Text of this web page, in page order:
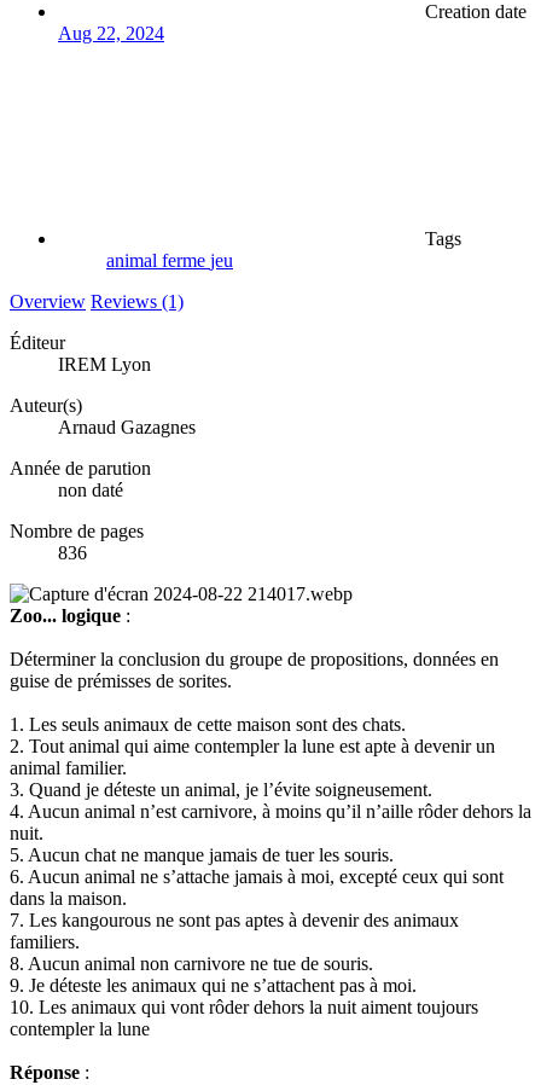
Creation date
Aug 22, 2024
Tags
animal ferme jeu
Overview Reviews (1)
Éditeur
IREM Lyon
Auteur(s)
Arnaud Gazagnes
Année de parution
non daté
Nombre de pages
836
Zoo... logique :
Déterminer la conclusion du groupe de propositions, données en
guise de prémisses de sorites.
1. Les seuls animaux de cette maison sont des chats.
2. Tout animal qui aime contempler la lune est apte à devenir un
animal familier.
3. Quand je déteste un animal, je l’évite soigneusement.
4. Aucun animal n’est carnivore, à moins qu’il n’aille rôder dehors la
nuit.
5. Aucun chat ne manque jamais de tuer les souris.
6. Aucun animal ne s’attache jamais à moi, excepté ceux qui sont
dans la maison.
7. Les kangourous ne sont pas aptes à devenir des animaux
familiers.
8. Aucun animal non carnivore ne tue de souris.
9. Je déteste les animaux qui ne s’attachent pas à moi.
10. Les animaux qui vont rôder dehors la nuit aiment toujours
contempler la lune
Réponse :